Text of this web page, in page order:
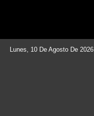
Lunes, 10 De Agosto De 2026